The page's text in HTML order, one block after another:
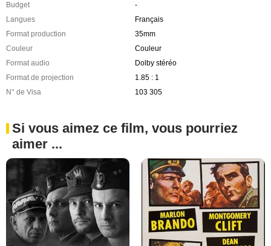
Budget
-
Langues
Français
Format production
35mm
Couleur
Couleur
Format audio
Dolby stéréo
Format de projection
1.85 : 1
N° de Visa
103 305
Si vous aimez ce film, vous pourriez
aimer ...